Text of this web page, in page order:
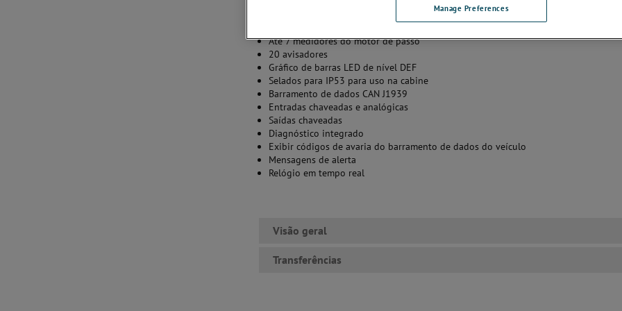
Até 7 medidores do motor de passo
20 avisadores
Gráfico de barras LED de nível DEF
Selados para IP53 para uso na cabine
Barramento de dados CAN J1939
Entradas chaveadas e analógicas
Saídas chaveadas
Diagnóstico integrado
Exibir códigos de avaria do barramento de dados do veículo
Mensagens de alerta
Relógio em tempo real
Visão geral
Transferências
Manage Preferences